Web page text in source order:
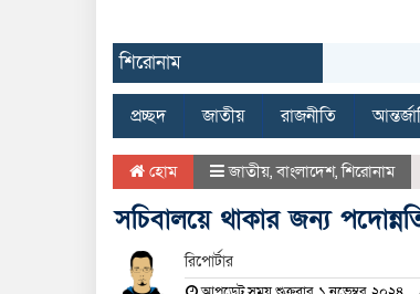
শিরোনাম
প্রচ্ছদ জাতীয় রাজনীতি
হোম জাতীয়,বাংলাদেশ,শিরোনাম
সচিবালয়ে থাকার জন্য
রিপোর্টার